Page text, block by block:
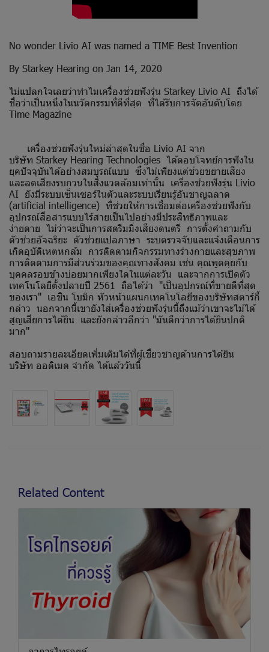
No wonder Livio AI was named a TIME Best Invention
By Starkey Hearing on Jan 14, 2020
ไม่แปลกใจเลยว่าทำไมเครื่องช่วยฟังรุ่น Starkey Livio AI ถึงได้
ชื่อว่าเป็นหนึ่งในนวัตกรรมที่ดีที่สุด ที่ได้รับการจัดอันดับโดย
Time Magazine
เครื่องช่วยฟังรุ่นใหม่ล่าสุดในชื่อ Livio AI จาก
บริษัท Starkey Hearing Technologies ได้ตอบโจทย์การฟังใน
ยุคปัจจุบันได้อย่างสมบูรณ์แบบ ซึ่งไม่เพียงแต่ช่วยขยายเสียง
และลดเสียงรบกวนในสิ่งแวดล้อมเท่านั้น เครื่องช่วยฟังรุ่น Livio
AI ยังมีระบบเซ็นเซอร์ในตัวและระบบเรียนรู้อันชาญฉลาด
(artificial intelligence) ที่ช่วยให้การเชื่อมต่อเครื่องช่วยฟังกับ
อุปกรณ์สื่อสารแบบไร้สายเป็นไปอย่างมีประสิทธิภาพและ
ง่ายดาย ไม่ว่าจะเป็นการสตรีมมิ่งเสียงดนตรี การตั้งคำถามกับ
ตัวช่วยอัจฉริยะ ตัวช่วยแปลภาษา ระบตรวจจับและแจ้งเตือนการ
เกิดอุบัติเหตหกล้ม การติดตามกิจกรรมทางร่างกายและสุขภาพ
การติดตามการมีส่วนร่วมของคุณทางสังคม เช่น คุณพูดคุยกับ
บุคคลรอบข้างบ่อยมากเพียงใดในแต่ละวัน และจากการเปิดตัว
เทคโนโลยีตั้งปลายปี 2561 ถือได้ว่า "เป็นอุปกรณ์ที่ขายดีที่สุด
ของเรา" เอชิน โบมิก หัวหน้าแผนกเทคโนโลยีของบริษัทสตาร์กี้
กล่าว นอกจากนี้เขายังใส่เครื่องช่วยฟังรุ่นนี้ถึงแม้ว่าเขาจะไม่ได้
สูญเสียการได้ยิน และยังกล่าวอีกว่า "มันดีกว่าการได้ยินปกติ
มาก"
สอบถามรายละเอียดเพิ่มเติมได้ที่ผู้เชี่ยวชาญด้านการได้ยิน
บริษัท ออดิเมด จำกัด ได้แล้ววันนี้
Related Content